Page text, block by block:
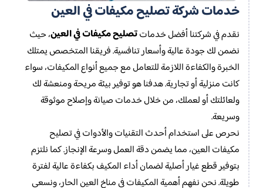
خدمات شركة تصليح مكيفات في العين
نقدم في شركتنا أفضل خدماتتصليح مكيفات في العين، حيث
نضمن لك جودة عالية وأسعار تنافسية. فريقنا المتخصص يمتلك
الخبرة والكفاءة اللازمة للتعامل مع جميع أنواع المكيفات، سواء
كانت منزلية أو تجارية. هدفنا هو توفير بيئة مريحة ومنعشة لك
ولعائلتك أو لعملك، من خلال خدمات صيانة وإصلاح موثوقة
وسريعة.
نحرص على استخدام أحدث التقنيات والأدوات في تصليح
مكيفات العين، مما يضمن دقة العمل وسرعة الإنجاز. كما نلتزم
بتوفير قطع غيار أصلية لضمان أداء المكيف بكفاءة عالية لفترة
طويلة. نحن نفهم أهمية المكيفات في مناخ العين الحار، ونسعى